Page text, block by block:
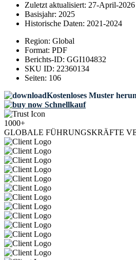
Zuletzt aktualisiert: 27-April-2026
Basisjahr: 2025
Historische Daten: 2021-2024
Region: Global
Format: PDF
Berichts-ID: GGI104832
SKU ID: 22360134
Seiten: 106
Kostenloses Muster
Schnellkauf
1000+
GLOBALE FÜHRUNGSKRÄFTE